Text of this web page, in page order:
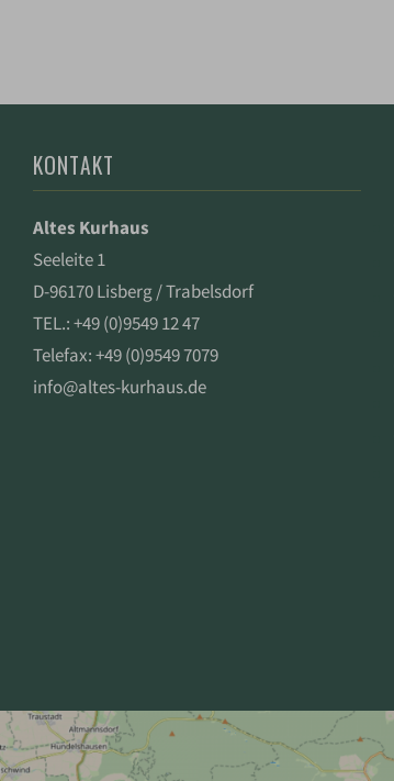
KONTAKT
Altes Kurhaus
Seeleite 1
D-96170 Lisberg / Trabelsdorf
TEL.:+49 (0)9549 12 47
Telefax: +49 (0)9549 7079
info@altes-kurhaus.de